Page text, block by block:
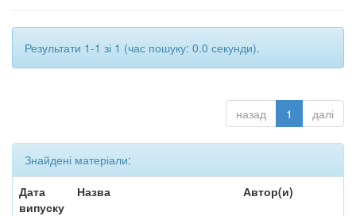
Результати 1-1 зі 1 (час пошуку: 0.0 секунди).
назад 1 далі
Знайдені матеріали:
Дата
випуску
Назва Автор(и)